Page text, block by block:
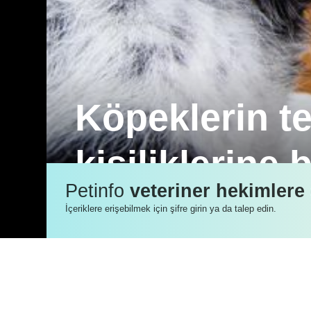
Köpeklerin
kişiliklerine
ABD’de bir araştırma, köpeklerin
Petinfoveteriner hekimlere
İçeriklere erişebilmek için şifre girin ya da talep edin.